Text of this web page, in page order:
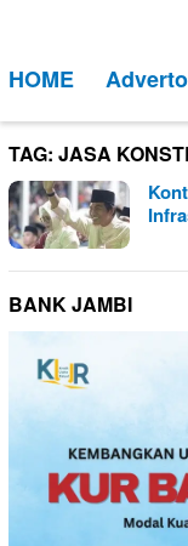
kontenMobile
HOME
TAG: JASA
BANK JAMBI